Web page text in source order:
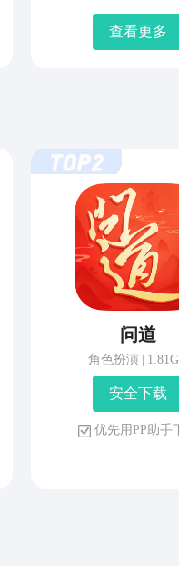
查看更多
问道
角色扮演
安 全 下 载
优 先 用 P P 助 手